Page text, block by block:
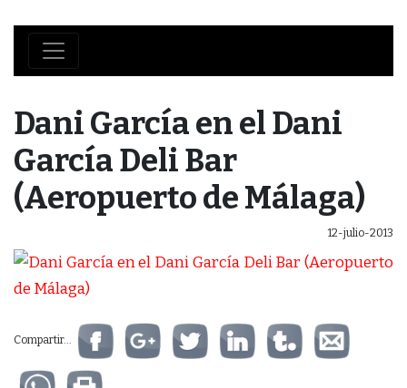
Dani García en el Dani
García Deli Bar
(Aeropuerto de Málaga)
12-julio-2013
Compartir...